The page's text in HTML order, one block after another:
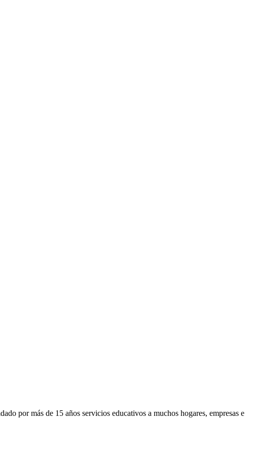
por más de 15 años servicios educativos a muchos hogares, empresas e